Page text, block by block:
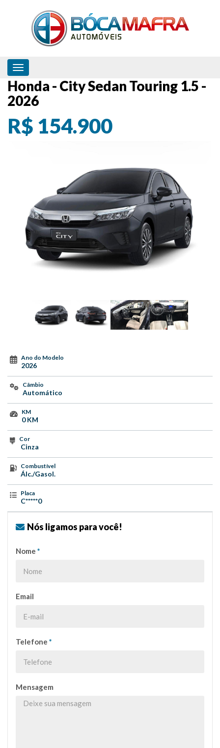
Toggle navigation
Honda - City Sedan Touring 1.5 -
2026
R$ 154.900
Ano do Modelo
2026
Câmbio
Automático
KM
0 KM
Cor
Cinza
Combustível
Álc./Gasol.
Placa
C*****0
Nós ligamos para você!
Nome *
Email
Telefone *
Mensagem